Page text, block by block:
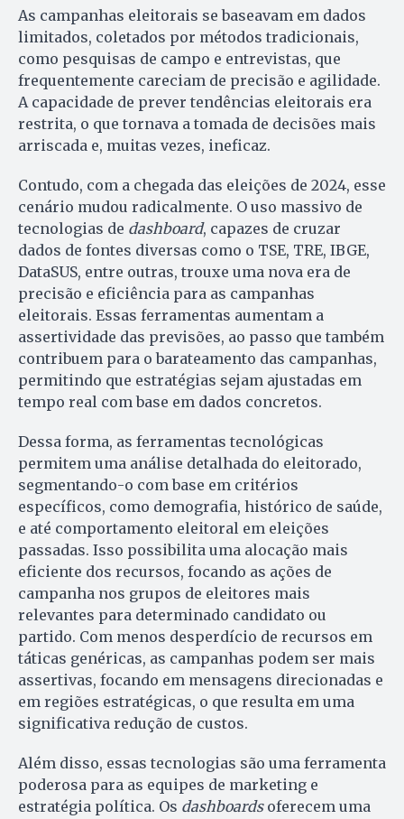
As campanhas eleitorais se baseavam em dados
limitados, coletados por métodos tradicionais,
como pesquisas de campo e entrevistas, que
frequentemente careciam de precisão e agilidade.
A capacidade de prever tendências eleitorais era
restrita, o que tornava a tomada de decisões mais
arriscada e, muitas vezes, ineficaz.
Contudo, com a chegada das eleições de 2024, esse
cenário mudou radicalmente. O uso massivo de
tecnologias de dashboard, capazes de cruzar
dados de fontes diversas como o TSE, TRE, IBGE,
DataSUS, entre outras, trouxe uma nova era de
precisão e eficiência para as campanhas
eleitorais. Essas ferramentas aumentam a
assertividade das previsões, ao passo que também
contribuem para o barateamento das campanhas,
permitindo que estratégias sejam ajustadas em
tempo real com base em dados concretos.
Dessa forma, as ferramentas tecnológicas
permitem uma análise detalhada do eleitorado,
segmentando-o com base em critérios
específicos, como demografia, histórico de saúde,
e até comportamento eleitoral em eleições
passadas. Isso possibilita uma alocação mais
eficiente dos recursos, focando as ações de
campanha nos grupos de eleitores mais
relevantes para determinado candidato ou
partido. Com menos desperdício de recursos em
táticas genéricas, as campanhas podem ser mais
assertivas, focando em mensagens direcionadas e
em regiões estratégicas, o que resulta em uma
significativa redução de custos.
Além disso, essas tecnologias são uma ferramenta
poderosa para as equipes de marketing e
estratégia política. Os dashboardsoferecem uma